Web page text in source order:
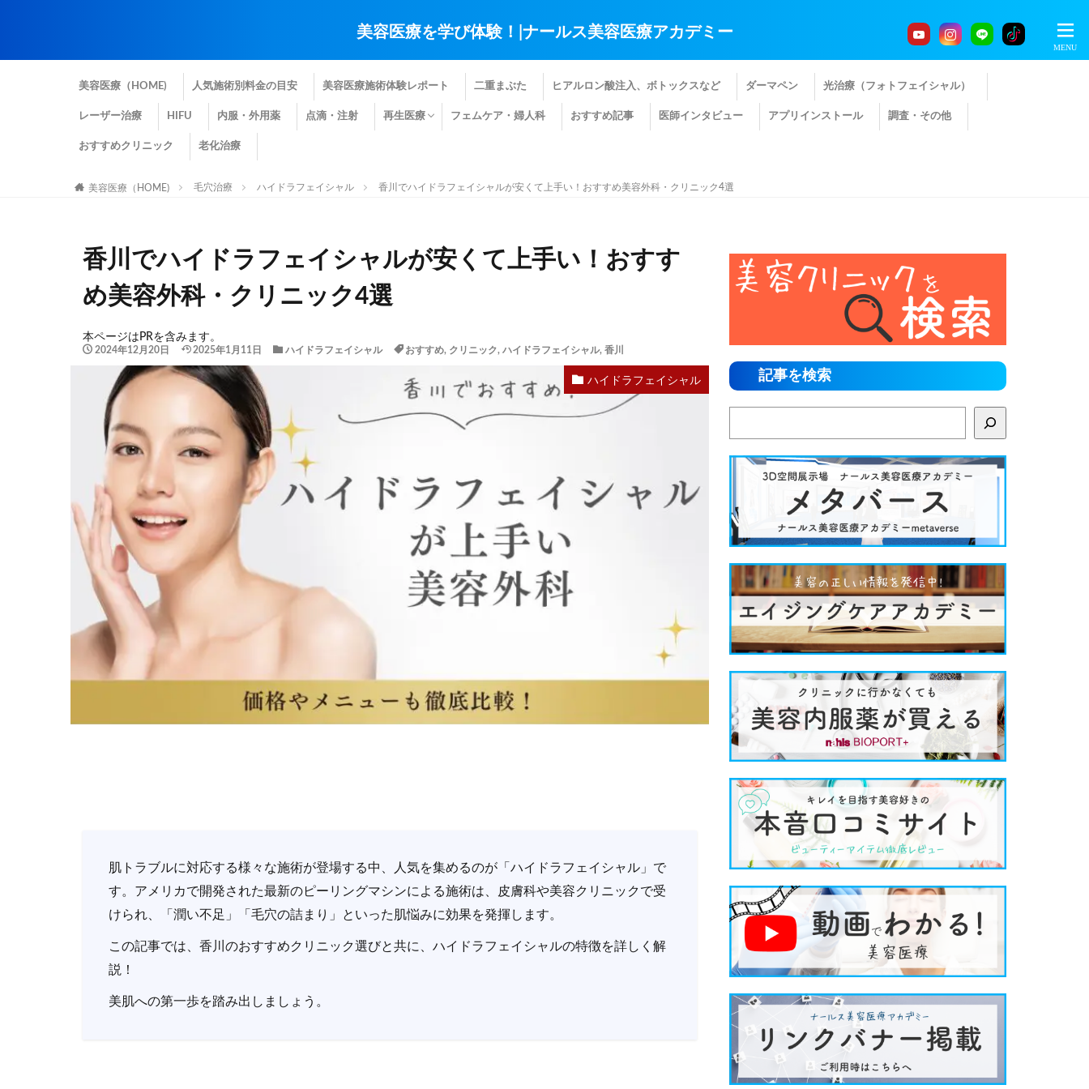
美容医療を学び体験！|ナールス美容医療アカデミー
美容医療（HOME) 人気施術別料金の目安 美容医療施術体験レポート 二重まぶた ヒアルロン酸注入、ボトックスなど ダーマペン 光治療（フォトフェイシャル）
レーザー治療 HIFU 内服・外用薬 点滴・注射 再生医療 フェムケア・婦人科 おすすめ記事 医師インタビュー アプリインストール 調査・その他
おすすめクリニック 老化治療
美容医療（HOME) 毛穴治療 ハイドラフェイシャル 香川でハイドラフェイシャルが安くて上手い！おすすめ美容外科・クリニック4選
香川でハイドラフェイシャルが安くて上手い！おすす
め美容外科・クリニック4選
本ページはPRを含みます。
2024年12月20日 2025年1月11日 ハイドラフェイシャル おすすめ, クリニック, ハイドラフェイシャル, 香川
ハイドラフェイシャル
肌トラブルに対応する様々な施術が登場する中、人気を集めるのが「ハイドラフェイシャル」で
す。アメリカで開発された最新のピーリングマシンによる施術は、皮膚科や美容クリニックで受
けられ、「潤い不足」「毛穴の詰まり」といった肌悩みに効果を発揮します。
この記事では、香川のおすすめクリニック選びと共に、ハイドラフェイシャルの特徴を詳しく解
説！
美肌への第一歩を踏み出しましょう。
記事を検索